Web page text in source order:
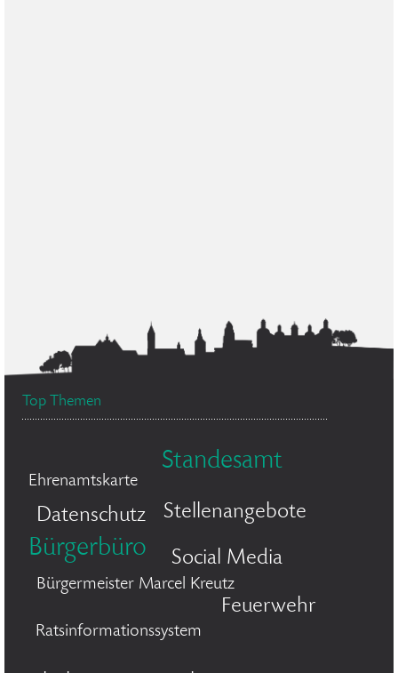
Top Themen
Ehrenamtskarte
Standesamt
Datenschutz Stellenangebote
Bürgerbüro Social Media
Bürgermeister Marcel Kreutz
Ratsinformationssystem
Feuerwehr